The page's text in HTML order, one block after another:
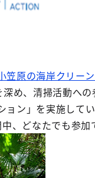
原の海岸クリー
め、清掃活動へ
ョン」を実施して
、どなたでも参加